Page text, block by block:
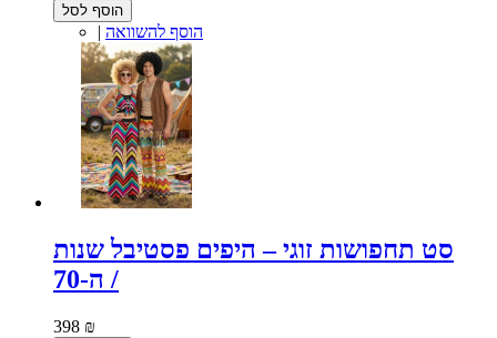
הוסף לסל
| הוסף להשוואה
סט תחפושות זוגי – היפים פסטיבל שנות
ה-70 /
398 ₪